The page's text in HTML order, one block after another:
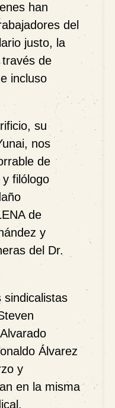
han
del
justo, la
de
incluso
su
nos
de
filólogo
de
y
del Dr.
Álvarez
y
en la misma